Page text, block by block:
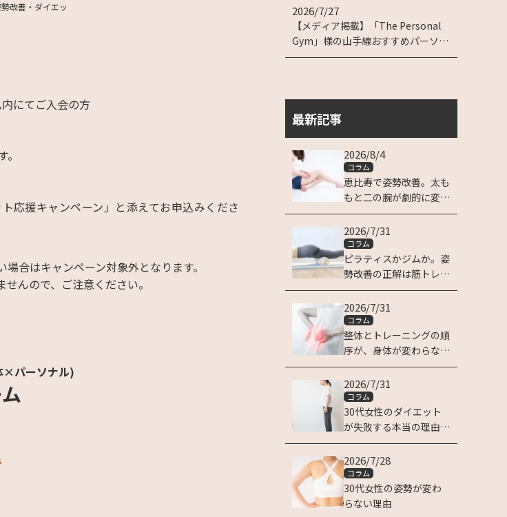
改善・ダイエッ
ジム内にてご入会の方
応援キャンペーン」と添えてお申込みくださ
合はキャンペーン対象外となります。
んので、ご注意ください。
×パーソナル)
2026/7/27
【メディア掲載】「The Personal
Gym」様の山手線おすすめパーソナ
ルジム特集に掲載されました！
最新記事
2026/8/4
コラム
恵比寿で姿勢改善。太も
もと二の腕が劇的に変わ
る理由
2026/7/31
コラム
ピラティスかジムか。姿
勢改善の正解は筋トレに
ある
2026/7/31
コラム
整体とトレーニングの順
序が、身体が変わらない
理由です
2026/7/31
コラム
30代女性のダイエット
が失敗する本当の理由は
姿勢にある
2026/7/28
コラム
30代女性の姿勢が変わ
らない理由